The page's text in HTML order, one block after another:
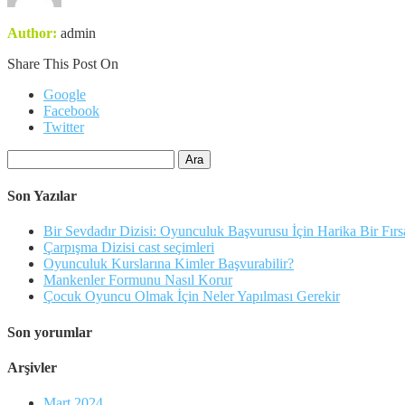
Author: admin
Share This Post On
Google
Facebook
Twitter
Son Yazılar
Bir Sevdadır Dizisi: Oyunculuk Başvurusu İçin Harika Bir
Çarpışma Dizisi cast seçimleri
Oyunculuk Kurslarına Kimler Başvurabilir?
Mankenler Formunu Nasıl Korur
Çocuk Oyuncu Olmak İçin Neler Yapılması Gerekir
Son yorumlar
Arşivler